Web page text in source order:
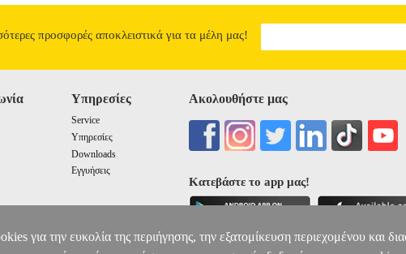
προσφορές αποκλειστικά για τα μέλη μας!
Υπηρεσίες
Service
Υπηρεσίες
Downloads
Εγγυήσεις
Ακολουθήστε μας
Κατεβάστε το app μας!
για την ευκολία της περιήγησης, την εξατομίκευση περιεχομένου και